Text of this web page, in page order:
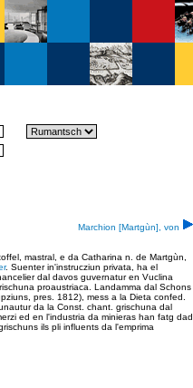
Marchion [Martgùn], von
mastral, e da Catharina n. de Martgùn,
. Suenter in'instrucziun privata, ha el
dal davos guvernatur en Vuclina
proaustriaca. Landamma dal Schons
pres. 1812), mess a la Dieta confed.
da la Const. chant. grischuna dal
ed en l'industria da minieras han fatg dad
ils pli influents da l'emprima